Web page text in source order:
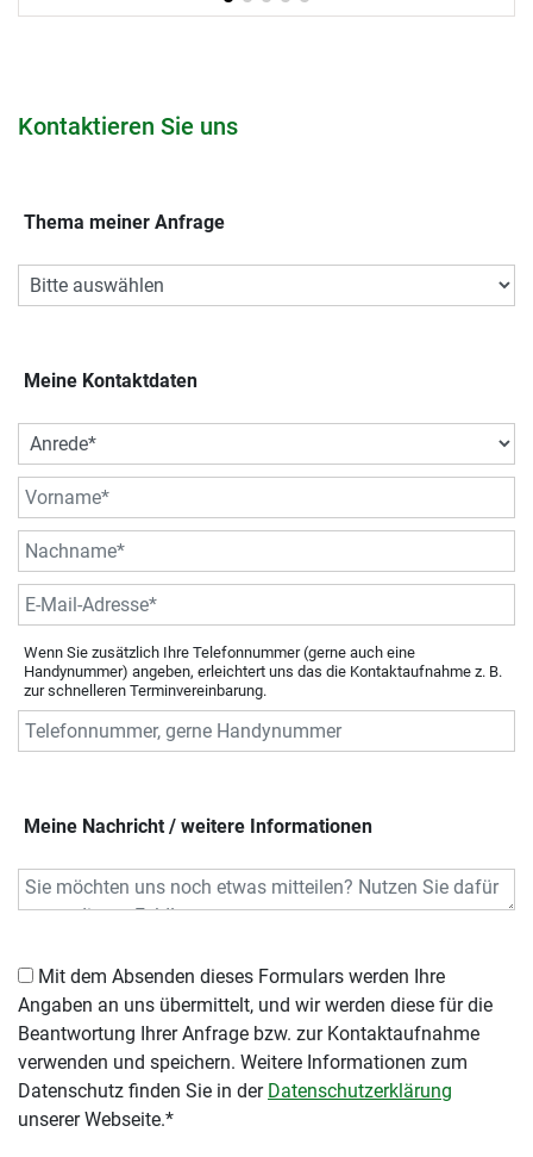
Kontaktieren Sie uns
Thema meiner Anfrage
Meine Kontaktdaten
Wenn Sie zusätzlich Ihre Telefonnummer (gerne auch eine
Handynummer) angeben, erleichtert uns das die Kontaktaufnahme z. B.
zur schnelleren Terminvereinbarung.
Meine Nachricht / weitere Informationen
Angaben an uns übermittelt, und wir werden diese für die
Beantwortung Ihrer Anfrage bzw. zur Kontaktaufnahme
verwenden und speichern. Weitere Informationen zum
Datenschutz finden Sie in der Datenschutzerklärung
unserer Webseite.*